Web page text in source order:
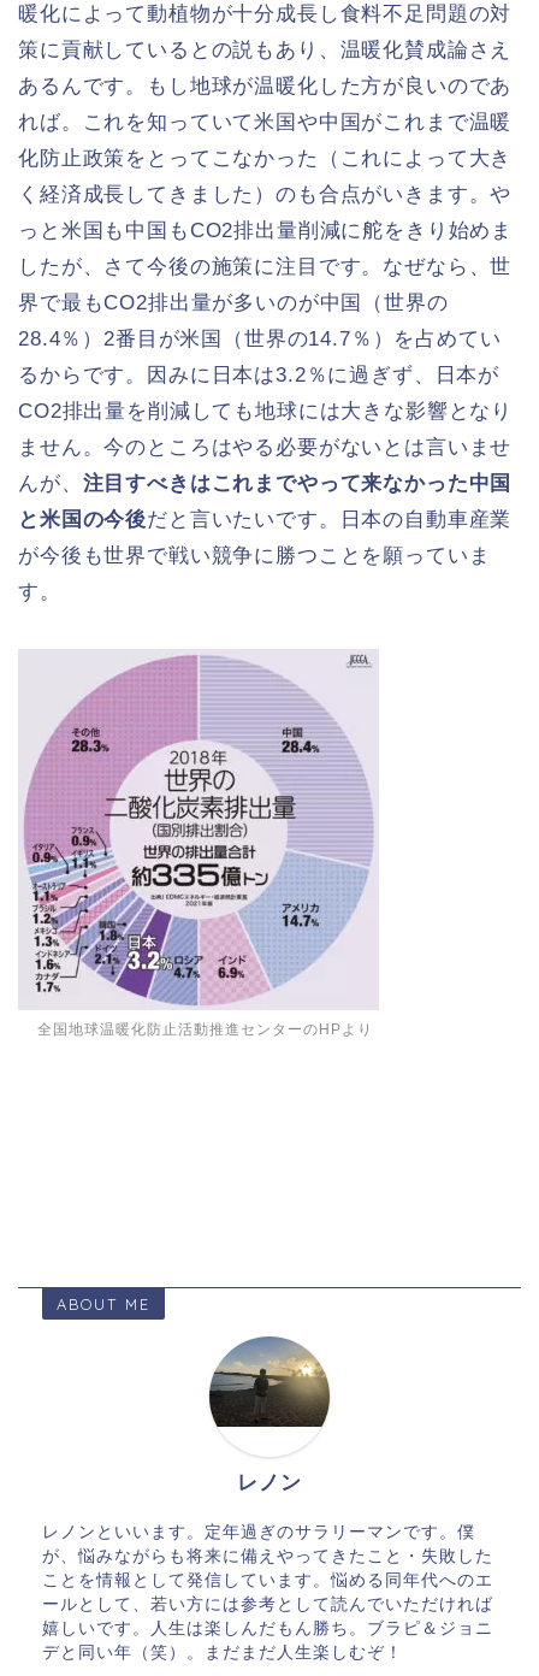
暖化によって動植物が十分成長し食料不足問題の対
策に貢献しているとの説もあり、温暖化賛成論さえ
あるんです。もし地球が温暖化した方が良いのであ
れば。これを知っていて米国や中国がこれまで温暖
化防止政策をとってこなかった（これによって大き
く経済成長してきました）のも合点がいきます。や
っと米国も中国もCO2排出量削減に舵をきり始めま
したが、さて今後の施策に注目です。なぜなら、世
界で最もCO2排出量が多いのが中国（世界の
28.4％）2番目が米国（世界の14.7％）を占めてい
るからです。因みに日本は3.2％に過ぎず、日本が
CO2排出量を削減しても地球には大きな影響となり
ません。今のところはやる必要がないとは言いませ
んが、 注目すべきはこれまでやって来なかった中国
と米国の今後だと言いたいです。日本の自動車産業
が今後も世界で戦い競争に勝つことを願っていま
す。
全国地球温暖化防止活動推進センターのHPより
ABOUT ME
レノン
レノンといいます。定年過ぎのサラリーマンです。僕
が、悩みながらも将来に備えやってきたこと・失敗した
ことを情報として発信しています。悩める同年代へのエ
ールとして、若い方には参考として読んでいただければ
嬉しいです。人生は楽しんだもん勝ち。ブラピ＆ジョニ
デと同い年（笑）。まだまだ人生楽しむぞ！